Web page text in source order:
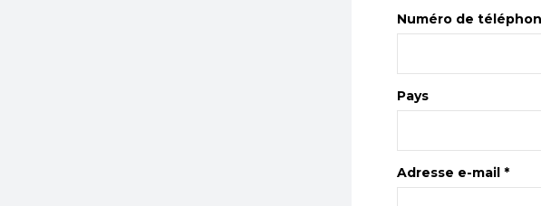
Numéro de
Pays
Adresse e-mail *